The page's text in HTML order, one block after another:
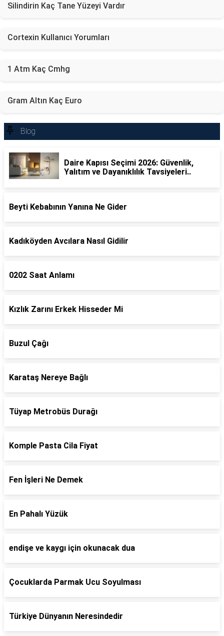
Silindirin Kaç Tane Yüzeyi Vardır
Cortexin Kullanıcı Yorumları
1 Atm Kaç Cmhg
Gram Altın Kaç Euro
Blog
Daire Kapısı Seçimi 2026: Güvenlik,
Yalıtım ve Dayanıklılık Tavsiyeleri..
Beyti Kebabının Yanına Ne Gider
Kadıköyden Avcılara Nasıl Gidilir
0202 Saat Anlamı
Kızlık Zarını Erkek Hisseder Mi
Buzul Çağı
Karataş Nereye Bağlı
Tüyap Metrobüs Durağı
Komple Pasta Cila Fiyat
Fen İşleri Ne Demek
En Pahalı Yüzük
endişe ve kaygı için okunacak dua
Çocuklarda Parmak Ucu Soyulması
Türkiye Dünyanın Neresindedir